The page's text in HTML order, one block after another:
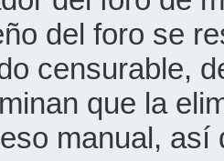
del foro se
censurable,
que la
manual, así